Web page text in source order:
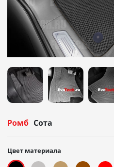
Ромб Сота
Цвет материала